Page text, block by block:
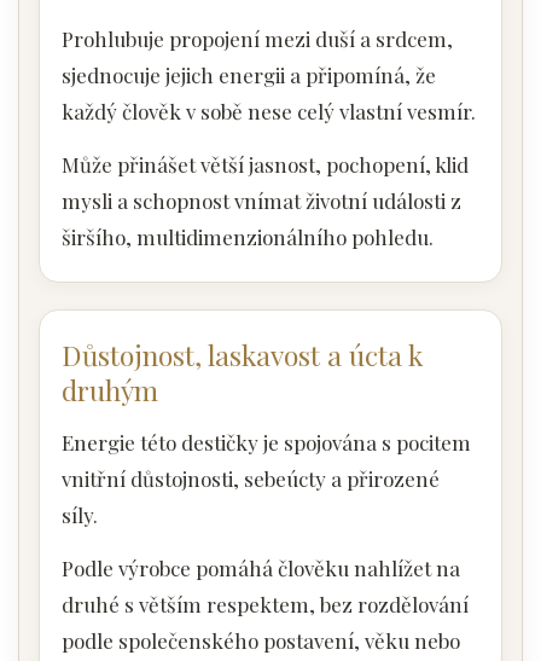
Prohlubuje propojení mezi duší a srdcem,
sjednocuje jejich energii a připomíná, že
každý člověk v sobě nese celý vlastní vesmír.
Může přinášet větší jasnost, pochopení, klid
mysli a schopnost vnímat životní události z
širšího, multidimenzionálního pohledu.
Důstojnost, laskavost a úcta k
druhým
Energie této destičky je spojována s pocitem
vnitřní důstojnosti, sebeúcty a přirozené
síly.
Podle výrobce pomáhá člověku nahlížet na
druhé s větším respektem, bez rozdělování
podle společenského postavení, věku nebo